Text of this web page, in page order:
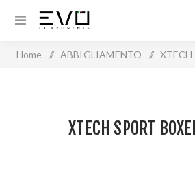
Home / ABBIGLIAMENTO / XTECH
XTECH SPORT